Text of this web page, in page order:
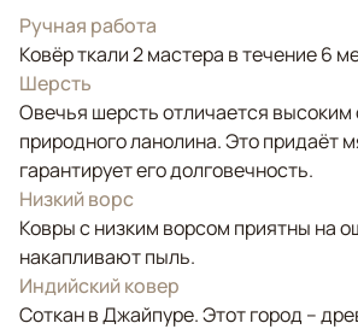
Ручная работа
Ковёр ткали 2 мастера в течение 6
Шерсть
Овечья шерсть отличается
природного ланолина. Это придаёт
гарантирует его долговечность.
Низкий ворс
Ковры с низким ворсом приятны на
накапливают пыль.
Индийский ковер
Соткан в Джайпуре. Этот город –